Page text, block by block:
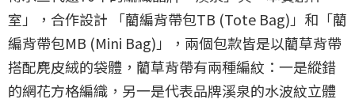
室」，合作設計 「藺編背帶包TB (Tote Bag)」和「藺
編背帶包MB (Mini Bag)」，兩個包款皆是以藺草背帶
搭配麂皮絨的袋體，藺草背帶有兩種編紋：一是縱錯
的網花方格編織，另一是代表品牌溪泉的水波紋立體